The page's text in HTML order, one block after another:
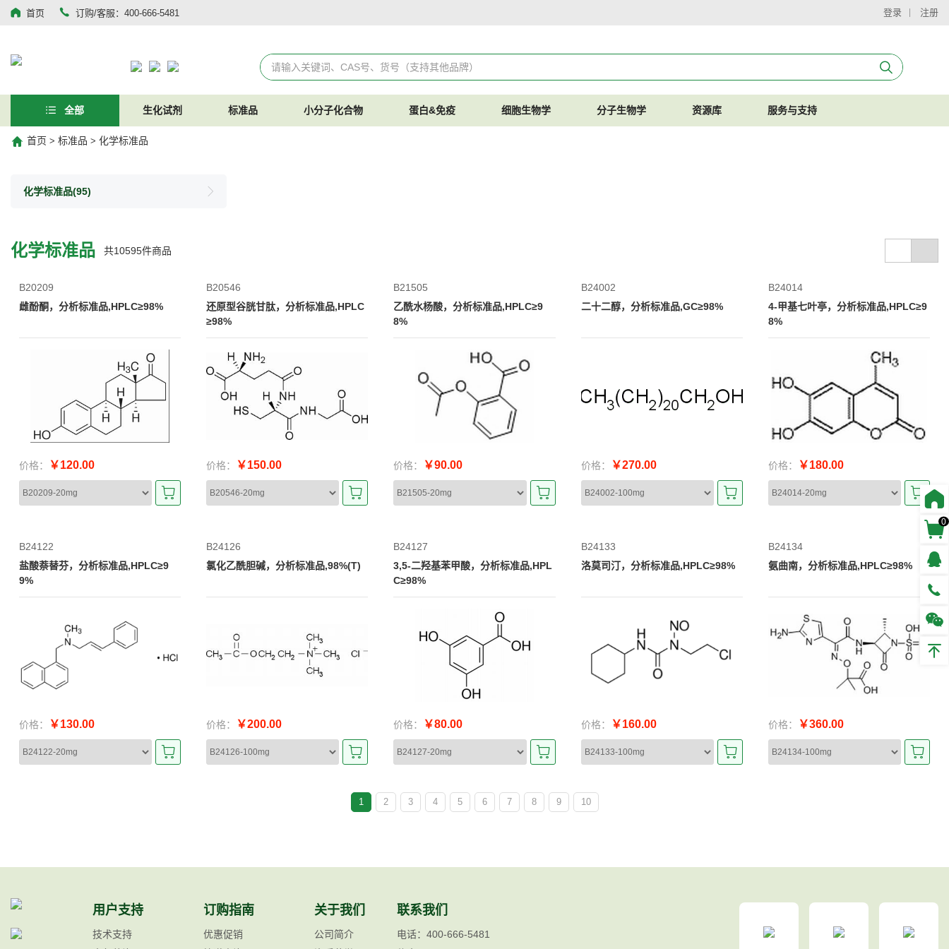
首页 订购/客服：400-666-5481 登录 注册
全部 生化试剂 标准品 小分子化合物 蛋白&免疫 细胞生物学 分子生物学 资源库 服务与支持
首页 > 标准品 > 化学标准品
化学标准品(95)
化学标准品 共10595件商品
B20209
雌酚酮，分析标准品,HPLC≥98%
价格： ￥120.00
B20546
还原型谷胱甘肽，分析标准品,HPLC
≥98%
价格： ￥150.00
B21505
乙酰水杨酸，分析标准品,HPLC≥9
8%
价格： ￥90.00
B24002
二十二醇，分析标准品,GC≥98%
价格： ￥270.00
B24014
4-甲基七叶亭，分析标准品,HPLC≥9
8%
价格： ￥180.00
B24122
盐酸萘替芬，分析标准品,HPLC≥9
9%
价格： ￥130.00
B24126
氯化乙酰胆碱，分析标准品,98%(T)
价格： ￥200.00
B24127
3,5-二羟基苯甲酸，分析标准品,HPL
C≥98%
价格： ￥80.00
B24133
洛莫司汀，分析标准品,HPLC≥98%
价格： ￥160.00
B24134
氨曲南，分析标准品,HPLC≥98%
价格： ￥360.00
1 2 3 4 5 6 7 8 9 10
用户支持
技术支持
订购指南
优惠促销
关于我们
公司简介
联系我们
电话：400-666-5481
0